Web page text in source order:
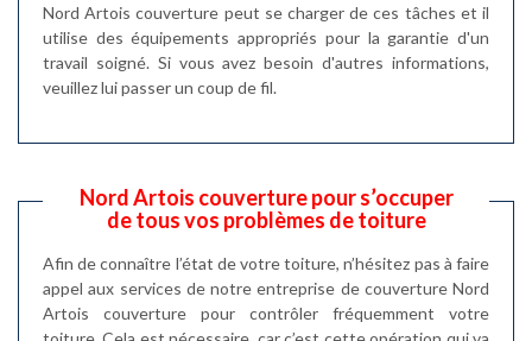
Nord Artois couverture peut se charger de ces tâches et il
utilise des équipements appropriés pour la garantie d'un
travail soigné. Si vous avez besoin d'autres informations,
veuillez lui passer un coup de fil.
Nord Artois couverture pour s’occuper
de tous vos problèmes de toiture
Afin de connaître l’état de votre toiture, n’hésitez pas à faire
appel aux services de notre entreprise de couverture Nord
Artois couverture pour contrôler fréquemment votre